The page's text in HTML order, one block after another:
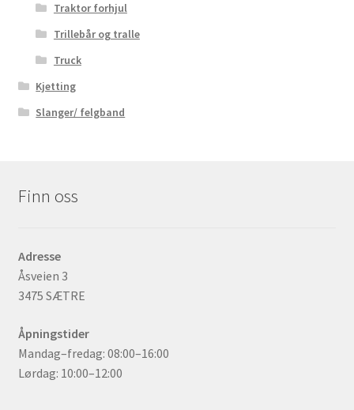
Traktor forhjul
Trillebår og tralle
Truck
Kjetting
Slanger/ felgband
Finn oss
Adresse
Åsveien 3
3475 SÆTRE
Åpningstider
Mandag–fredag: 08:00–16:00
Lørdag: 10:00–12:00